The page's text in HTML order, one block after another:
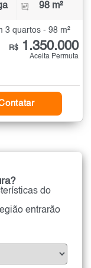
98 m²
3 quartos - 98 m²
R$ 1.350.000
Aceita Permuta
do
entrarão